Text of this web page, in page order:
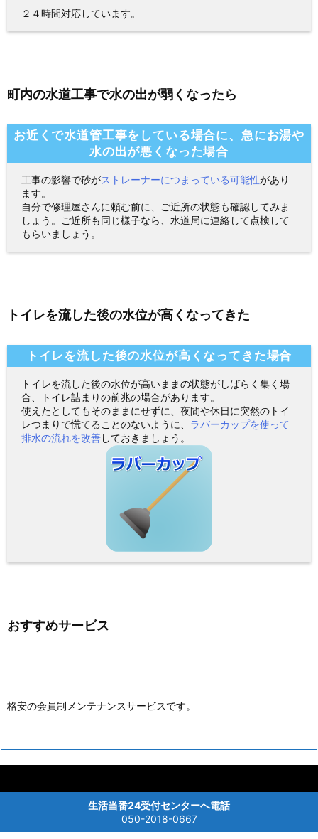
２４時間対応しています。
町内の水道工事で水の出が弱くなったら
お近くで水道管工事をしている場合に、急にお湯や
水の出が悪くなった場合
工事の影響で砂がストレーナーにつまっている可能性があり
ます。
自分で修理屋さんに頼む前に、ご近所の状態も確認してみま
しょう。ご近所も同じ様子なら、水道局に連絡して点検して
もらいましょう。
トイレを流した後の水位が高くなってきた
トイレを流した後の水位が高くなってきた場合
トイレを流した後の水位が高いままの状態がしばらく集く場
合、トイレ詰まりの前兆の場合があります。
使えたとしてもそのままにせずに、夜間や休日に突然のトイ
レつまりで慌てることのないように、 ラバーカップを使って
排水の流れを改善しておきましょう。
おすすめサービス
格安の会員制メンテナンスサービスです。
2026 生活当番24 水回り修理受付 All Rights Reserved.

ホーム

メニュー

上へ
生活当番24受付センターへ電話
050-2018-0667